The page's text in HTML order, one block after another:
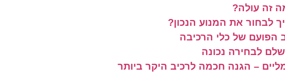
זה עולה?
לבחור את המנוע הנכון?
הפועם של כלי הרכיבה
לבחירה נכונה
– הגנה חכמה לרכיב היקר ביותר